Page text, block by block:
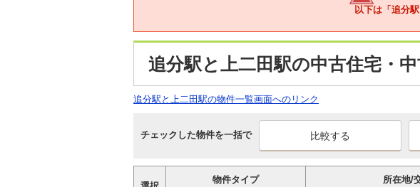
以下は「追分
追分駅と上二田駅の中古住宅・
追分駅と上二田駅の物件一覧画面へのリンク
チェックした物件を一括で
物件タイプ 所在地/